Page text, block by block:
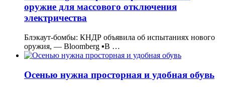
оружие для массового отключения
электричества
Блэкаут-бомбы: КНДР объявила об испытаниях нового
оружия, — Bloomberg ▪️В …
Осенью нужна просторная и удобная обувь